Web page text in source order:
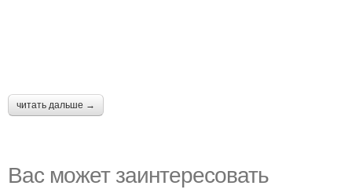
читать дальше →
Вас может заинтересовать